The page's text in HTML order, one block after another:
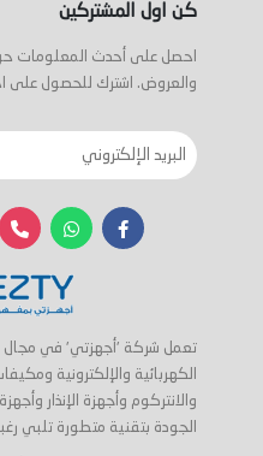
كن اول المشتركين
احصل على أحدث المعلومات
والعروض. اشترك للحصول على
تعمل شركة 'أجهزتي' في مجال
الكهربائية والإلكترونية
والانتركوم وأجهزة الإنذار
الجودة بتقنية متطورة تلبي